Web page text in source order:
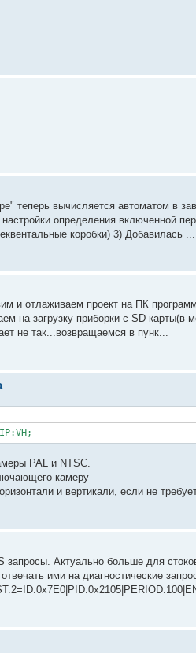
теперь вычисляется автоматом в
определения включенной
коробки) 3) Добавилась ...
и отлаживаем проект на ПК
на загрузку приборки с SD карты(в
не так...возвращаемся в пунк...
PAL и NTSC.
камеру
и вертикали, если не
Актуально больше для
ими на диагностические